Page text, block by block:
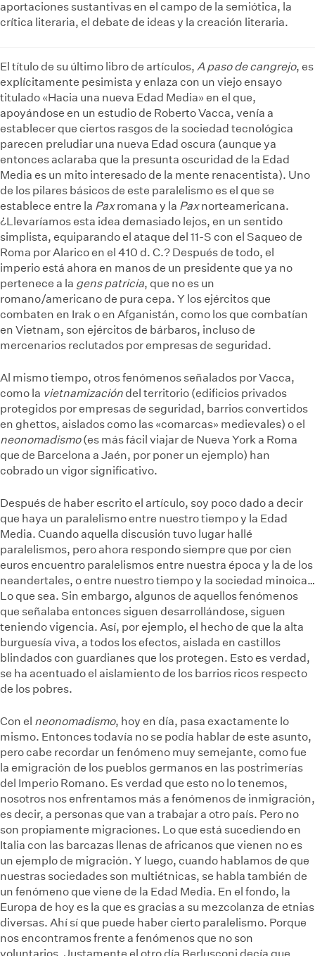
aportaciones sustantivas en el campo de la semiótica, la
crítica literaria, el debate de ideas y la creación literaria.
El título de su último libro de artículos, A paso de cangrejo, es
explícitamente pesimista y enlaza con un viejo ensayo
titulado «Hacia una nueva Edad Media» en el que,
apoyándose en un estudio de Roberto Vacca, venía a
establecer que ciertos rasgos de la sociedad tecnológica
parecen preludiar una nueva Edad oscura (aunque ya
entonces aclaraba que la presunta oscuridad de la Edad
Media es un mito interesado de la mente renacentista). Uno
de los pilares básicos de este paralelismo es el que se
establece entre la Paxromana y la Paxnorteamericana.
¿Llevaríamos esta idea demasiado lejos, en un sentido
simplista, equiparando el ataque del 11-S con el Saqueo de
Roma por Alarico en el 410 d. C.? Después de todo, el
imperio está ahora en manos de un presidente que ya no
pertenece a la gens patricia, que no es un
romano/americano de pura cepa. Y los ejércitos que
combaten en Irak o en Afganistán, como los que combatían
en Vietnam, son ejércitos de bárbaros, incluso de
mercenarios reclutados por empresas de seguridad.
Al mismo tiempo, otros fenómenos señalados por Vacca,
como la vietnamización del territorio (edificios privados
protegidos por empresas de seguridad, barrios convertidos
en ghettos, aislados como las «comarcas» medievales) o el
neonomadismo(es más fácil viajar de Nueva York a Roma
que de Barcelona a Jaén, por poner un ejemplo) han
cobrado un vigor significativo.
Después de haber escrito el artículo, soy poco dado a decir
que haya un paralelismo entre nuestro tiempo y la Edad
Media. Cuando aquella discusión tuvo lugar hallé
paralelismos, pero ahora respondo siempre que por cien
euros encuentro paralelismos entre nuestra época y la de los
neandertales, o entre nuestro tiempo y la sociedad minoica…
Lo que sea. Sin embargo, algunos de aquellos fenómenos
que señalaba entonces siguen desarrollándose, siguen
teniendo vigencia. Así, por ejemplo, el hecho de que la alta
burguesía viva, a todos los efectos, aislada en castillos
blindados con guardianes que los protegen. Esto es verdad,
se ha acentuado el aislamiento de los barrios ricos respecto
de los pobres.
Con el neonomadismo, hoy en día, pasa exactamente lo
mismo. Entonces todavía no se podía hablar de este asunto,
pero cabe recordar un fenómeno muy semejante, como fue
la emigración de los pueblos germanos en las postrimerías
del Imperio Romano. Es verdad que esto no lo tenemos,
nosotros nos enfrentamos más a fenómenos de inmigración,
es decir, a personas que van a trabajar a otro país. Pero no
son propiamente migraciones. Lo que está sucediendo en
Italia con las barcazas llenas de africanos que vienen no es
un ejemplo de migración. Y luego, cuando hablamos de que
nuestras sociedades son multiétnicas, se habla también de
un fenómeno que viene de la Edad Media. En el fondo, la
Europa de hoy es la que es gracias a su mezcolanza de etnias
diversas. Ahí sí que puede haber cierto paralelismo. Porque
nos encontramos frente a fenómenos que no son
voluntarios. Justamente el otro día Berlusconi decía que